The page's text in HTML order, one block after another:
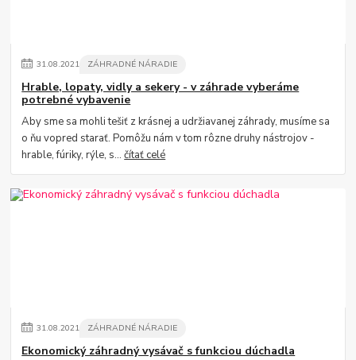
31.08.2021 ZÁHRADNÉ NÁRADIE
Hrable, lopaty, vidly a sekery - v záhrade vyberáme
potrebné vybavenie
Aby sme sa mohli tešiť z krásnej a udržiavanej záhrady, musíme sa
o ňu vopred starať. Pomôžu nám v tom rôzne druhy nástrojov -
hrable, fúriky, rýle, s...čítať celé
31.08.2021 ZÁHRADNÉ NÁRADIE
Ekonomický záhradný vysávač s funkciou dúchadla